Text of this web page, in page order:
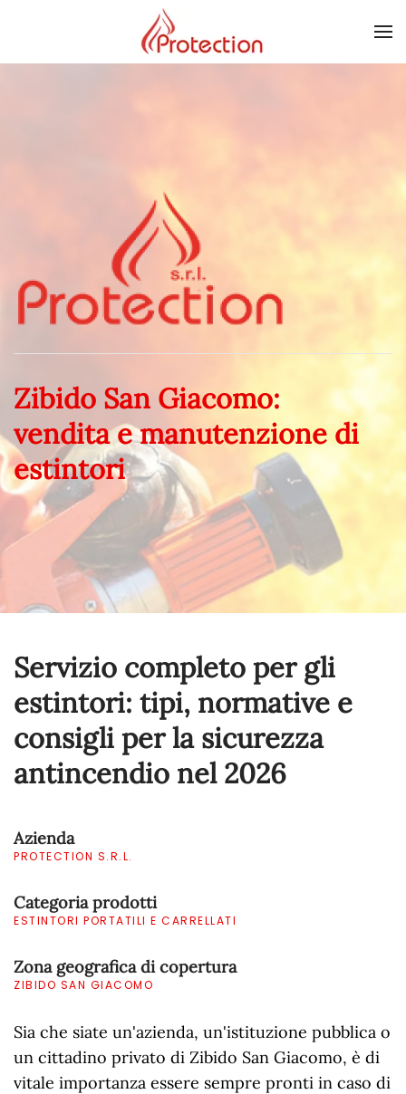
Skip to main content
Zibido San Giacomo:
vendita e manutenzione di
estintori
Servizio completo per gli
estintori: tipi, normative e
consigli per la sicurezza
antincendio nel 2026
Azienda
PROTECTION S.R.L.
Categoria prodotti
ESTINTORI PORTATILI E CARRELLATI
Zona geografica di copertura
ZIBIDO SAN GIACOMO
Sia che siate un'azienda, un'istituzione pubblica o
un cittadino privato di Zibido San Giacomo, è di
vitale importanza essere sempre pronti in caso di